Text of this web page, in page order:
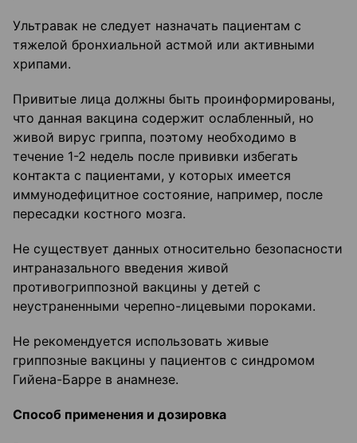
Ультравак не следует назначать пациентам с
тяжелой бронхиальной астмой или активными
хрипами.
Привитые лица должны быть проинформированы,
что данная вакцина содержит ослабленный, но
живой вирус гриппа, поэтому необходимо в
течение 1-2 недель после прививки избегать
контакта с пациентами, у которых имеется
иммунодефицитное состояние, например, после
пересадки костного мозга.
Не существует данных относительно безопасности
интраназального введения живой
противогриппозной вакцины у детей с
неустраненными черепно-лицевыми пороками.
Не рекомендуется использовать живые
гриппозные вакцины у пациентов с синдромом
Гийена-Барре в анамнезе.
Способ применения и дозировка